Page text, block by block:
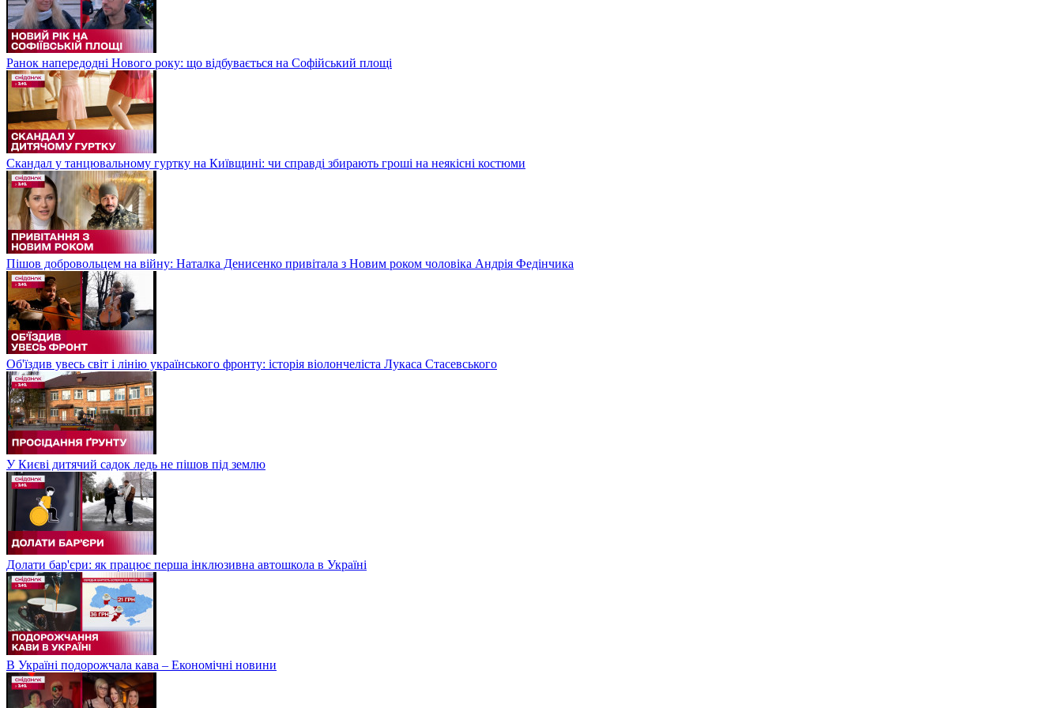
Ранок напередодні Нового року: що відбувається на Софійський площі
Скандал у танцювальному гуртку на Київщині: чи справді збирають гроші на неякісні костюми
Пішов добровольцем на війну: Наталка Денисенко привітала з Новим роком чоловіка Андрія Федінчика
Об'їздив увесь світ і лінію українського фронту: історія віолончеліста Лукаса Стасевського
У Києві дитячий садок ледь не пішов під землю
Долати бар'єри: як працює перша інклюзивна автошкола в Україні
В Україні подорожчала кава – Економічні новини